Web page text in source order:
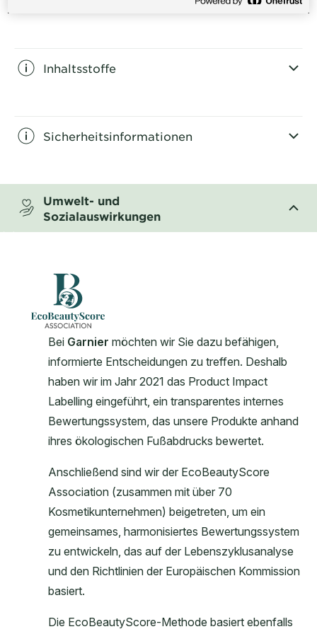
Inhaltsstoffe
Sicherheitsinformationen
Umwelt- und
Sozialauswirkungen